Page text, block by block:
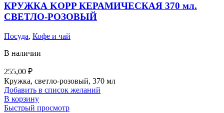
КРУЖКА KOPP КЕРАМИЧЕСКАЯ 370 мл.
СВЕТЛО-РОЗОВЫЙ
Посуда, Кофе и чай
В наличии
255,00 ₽
Кружка, светло-розовый, 370 мл
Добавить в список желаний
В корзину
Быстрый просмотр